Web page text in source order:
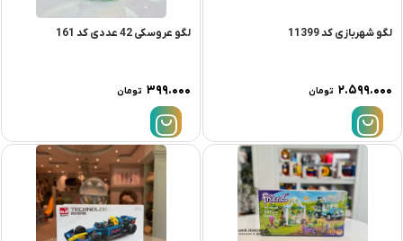
لگو شهربازی کد 11399
۲.۵۹۹.۰۰۰ تومان
لگو عروسکی 42 عددی کد 161
۳۹۹.۰۰۰ تومان